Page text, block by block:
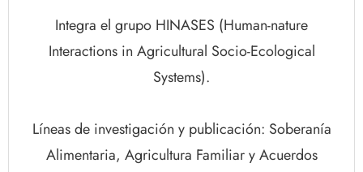
Integra el grupo HINASES (Human-nature
Interactions in Agricultural Socio-Ecological
Systems).
Líneas de investigación y publicación: Soberanía
Alimentaria, Agricultura Familiar y Acuerdos